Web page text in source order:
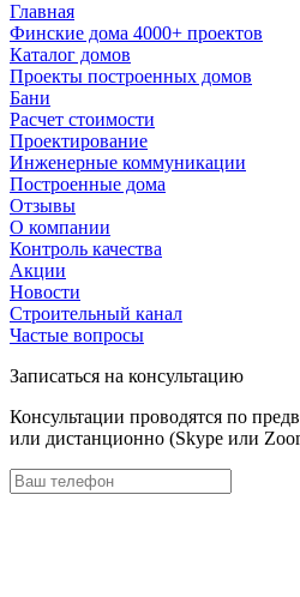
Главная
Финские дома 4000+ проектов
Каталог домов
Проекты построенных домов
Бани
Расчет стоимости
Проектирование
Инженерные коммуникации
Построенные дома
Отзывы
О компании
Контроль качества
Акции
Новости
Строительный канал
Частые вопросы
Записаться на консультацию
Консультации проводятся по
или дистанционно (Skype или